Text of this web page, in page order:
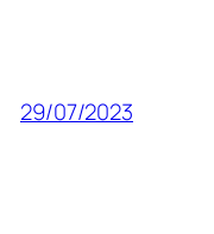
29/07/2023